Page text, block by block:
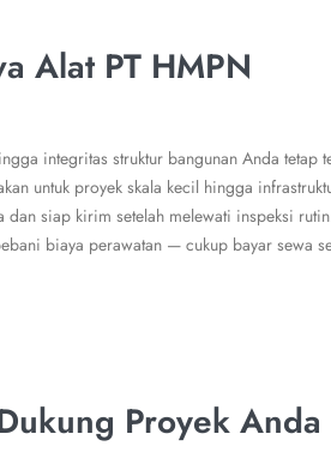
Alat PT HMPN
integritas struktur bangunan Anda tetap
untuk proyek skala kecil hingga
dan siap kirim setelah melewati inspeksi
biaya perawatan — cukup bayar sewa
Proyek Anda